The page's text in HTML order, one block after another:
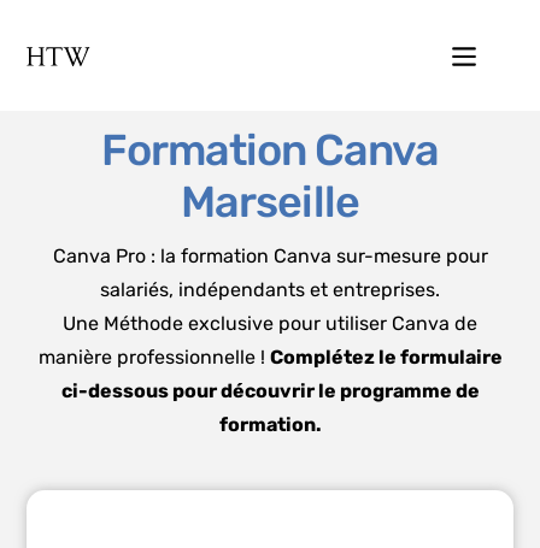
Formation Canva
Marseille
Canva Pro : la formation Canva sur-mesure pour
salariés, indépendants et entreprises.
Une Méthode exclusive pour utiliser Canva de
manière professionnelle ! Complétez le formulaire
ci-dessous pour découvrir le programme de
formation.